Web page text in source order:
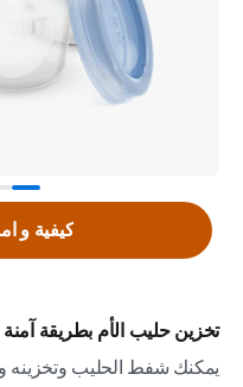
تخزين حليب الأم بطريقة آمنة
يمكنك شفط الحليب وتخزينه
كيفية و